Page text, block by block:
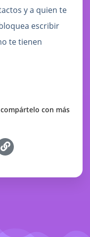
y a quien te
escribir
te tienen
con más